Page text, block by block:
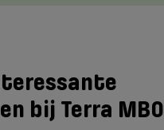
bij Terra MBO